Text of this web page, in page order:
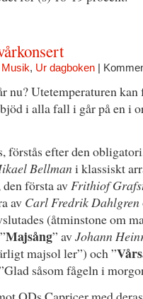
Musik, Ur dagboken|
nu? Utetemperaturen
i alla fall i går på en i
förstås efter den
Bellmani klassiskt
första avFrithiof
av Carl Fredrik Dahlgren
(åtminstone om
Majsång” avJohann
majsol ler”) och ”
såsom fågeln i